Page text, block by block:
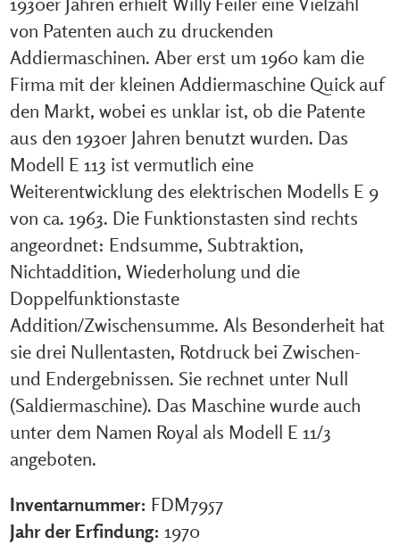
von Patenten auch zu druckenden
Addiermaschinen. Aber erst um 1960 kam die
Firma mit der kleinen Addiermaschine Quick auf
den Markt, wobei es unklar ist, ob die Patente
aus den 1930er Jahren benutzt wurden. Das
Modell E 113 ist vermutlich eine
Weiterentwicklung des elektrischen Modells E 9
von ca. 1963. Die Funktionstasten sind rechts
angeordnet: Endsumme, Subtraktion,
Nichtaddition, Wiederholung und die
Doppelfunktionstaste
Addition/Zwischensumme. Als Besonderheit hat
sie drei Nullentasten, Rotdruck bei Zwischen-
und Endergebnissen. Sie rechnet unter Null
(Saldiermaschine). Das Maschine wurde auch
unter dem Namen Royal als Modell E 11/3
angeboten.
Inventarnummer: FDM7957
Jahr der Erfindung: 1970